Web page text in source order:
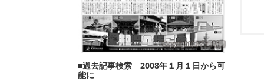
■過去記事検索 2008年１月１日から可
能に